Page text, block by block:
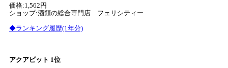
価格:1,562円
ショップ:酒類の総合専門店 フェリシティー
◆ランキング履歴(1年分)
アクアビット 1位